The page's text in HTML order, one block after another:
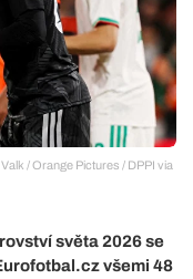
/ Orange Pictures / DPPI via
světa 2026 se
všemi 48